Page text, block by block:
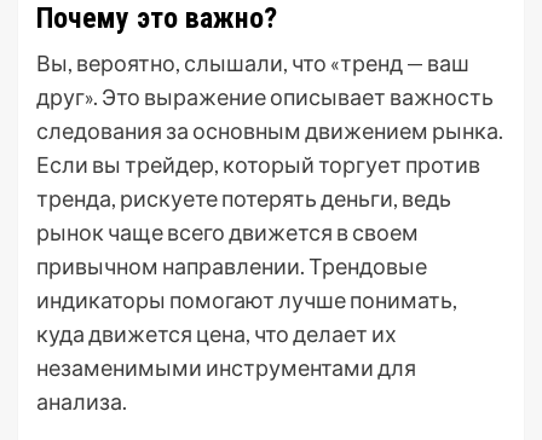
Почему это важно?
Вы, вероятно, слышали, что «тренд — ваш
друг». Это выражение описывает важность
следования за основным движением рынка.
Если вы трейдер, который торгует против
тренда, рискуете потерять деньги, ведь
рынок чаще всего движется в своем
привычном направлении. Трендовые
индикаторы помогают лучше понимать,
куда движется цена, что делает их
незаменимыми инструментами для
анализа.